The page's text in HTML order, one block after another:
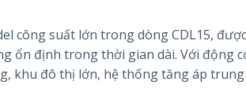
công suất lớn trong dòng CDL15,
ổn định trong thời gian dài. Với động
khu đô thị lớn, hệ thống tăng áp trung